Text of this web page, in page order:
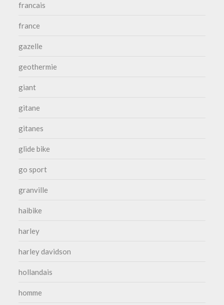
francais
france
gazelle
geothermie
giant
gitane
gitanes
glide bike
go sport
granville
haibike
harley
harley davidson
hollandais
homme